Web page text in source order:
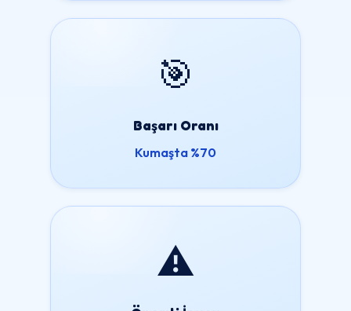
🎯
Başarı Oranı
Kumaşta %70
⚠️